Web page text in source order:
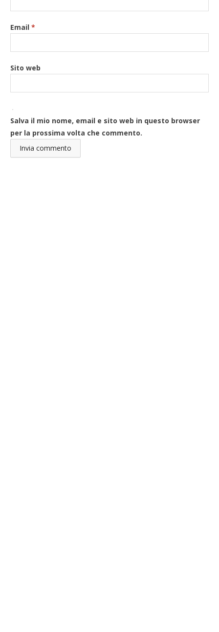
Email*
Sito web
Salva il mio nome, email e sito web in questo browser
per la prossima volta che commento.